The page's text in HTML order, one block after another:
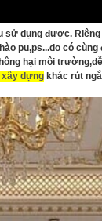
sử dụng được. Riêng
pu,ps...do có
hại môi
xây dựng khác rút